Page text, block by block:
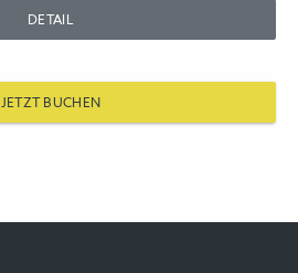
DETAIL
JETZT BUCHEN